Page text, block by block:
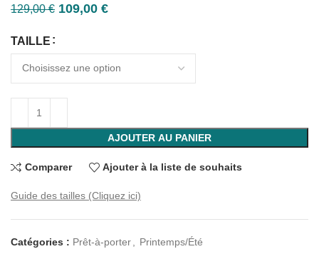
129,00€ 109,00 €
TAILLE
AJOUTER AU PANIER
Comparer Ajouter à la liste de souhaits
Guide des tailles (Cliquez ici)
Catégories : Prêt-à-porter Printemps/Été